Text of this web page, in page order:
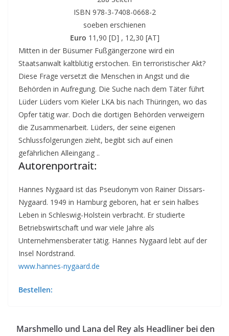
ISBN 978-3-7408-0668-2
soeben erschienen
Euro 11,90 [D] , 12,30 [AT]
Mitten in der Büsumer Fußgängerzone wird ein
Staatsanwalt kaltblütig erstochen. Ein terroristischer Akt?
Diese Frage versetzt die Menschen in Angst und die
Behörden in Aufregung. Die Suche nach dem Täter führt
Lüder Lüders vom Kieler LKA bis nach Thüringen, wo das
Opfer tätig war. Doch die dortigen Behörden verweigern
die Zusammenarbeit. Lüders, der seine eigenen
Schlussfolgerungen zieht, begibt sich auf einen
gefährlichen Alleingang ..
Autorenportrait:
Hannes Nygaard ist das Pseudonym von Rainer Dissars-
Nygaard. 1949 in Hamburg geboren, hat er sein halbes
Leben in Schleswig-Holstein verbracht. Er studierte
Betriebswirtschaft und war viele Jahre als
Unternehmensberater tätig. Hannes Nygaard lebt auf der
Insel Nordstrand.
www.hannes-nygaard.de
Bestellen:
Marshmello und Lana del Rey als Headliner bei den